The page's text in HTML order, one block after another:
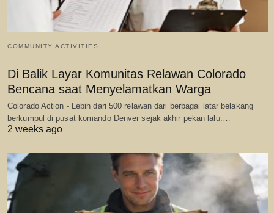
COMMUNITY ACTIVITIES
Di Balik Layar Komunitas Relawan Colorado
Bencana saat Menyelamatkan Warga
Colorado Action - Lebih dari 500 relawan dari berbagai latar belakang
berkumpul di pusat komando Denver sejak akhir pekan lalu.…
2 weeks ago